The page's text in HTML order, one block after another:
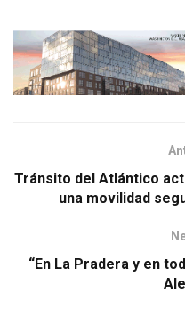
Tránsito del Atlántico
una movilidad
“En La Pradera y en